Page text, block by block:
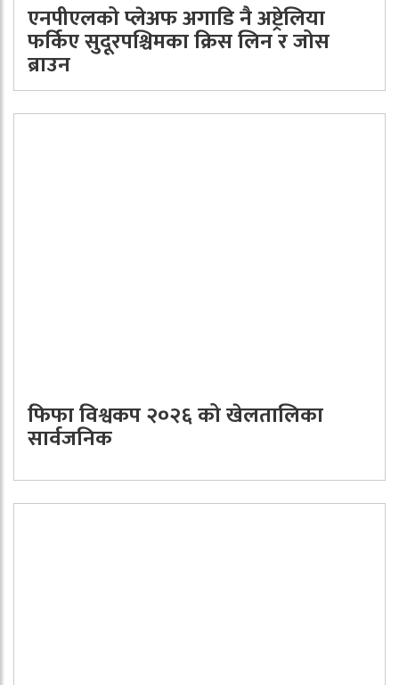
एनपीएलको प्लेअफ अगाडि नै अष्ट्रेलिया
फर्किए सुदूरपश्चिमका क्रिस लिन र जोस
ब्राउन
फिफा विश्वकप २०२६ को खेलतालिका
सार्वजनिक